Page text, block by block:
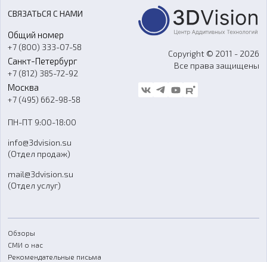
Оборудование и материалы для вакуумного литья
Аксессуары и прочее оборудование
Программное обеспечение
Ремонт и услуги
О компании
Контакты
Гос. закупки
Стать дилером
Блог
FAQ
СВЯЗАТЬСЯ С НАМИ
Общий номер
+7 (800) 333-07-58
Санкт-Петербург
+7 (812) 385-72-92
Москва
+7 (495) 662-98-58
ПН-ПТ 9:00-18:00
info@3dvision.su
(Отдел продаж)
mail@3dvision.su
(Отдел услуг)
Copyright © 2011 - 2026
Все права защищены
Обзоры
СМИ о нас
Рекомендательные письма